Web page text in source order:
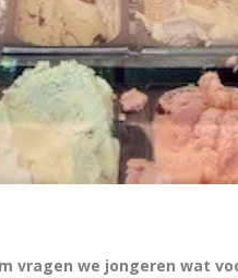
vragen we jongeren wat